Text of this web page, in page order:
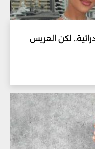
لكن العريس